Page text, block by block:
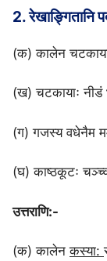
2. रेखाङ्गितानि
(क) कालेन
(ख) चटकायाः
(ग) गजस्य वधेनैम
(घ) काष्ठकूटः
उत्तराणि:-
(क) कालेनकस्या: